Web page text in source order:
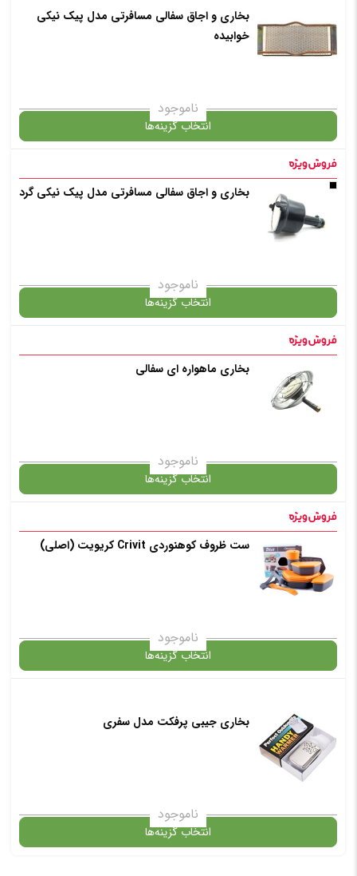
در حال حاضر این محصول در انبار موجود نیست و در دسترس نمی باشد.
✧ چت با پشتیبان واتس آپ
بخاری و اجاق سفالی مسافرتی مدل پیک نیکی
خوابیده
ناموجود
انتخاب گزینه‌ها
در حال حاضر این محصول در انبار موجود نیست و در دسترس نمی باشد.
✧ چت با پشتیبان واتس آپ
بخاری و اجاق سفالی مسافرتی مدل پیک نیکی گرد
ناموجود
انتخاب گزینه‌ها
گارانتی
✧ چت با پشتیبان واتس آپ
بخاری ماهواره ای سفالی
ناموجود
انتخاب گزینه‌ها
گارانتی
انتخاب رنگ
✧ چت با پشتیبان واتس آپ
ست ظروف کوهنوردی Crivit کریویت (اصلی)
ناموجود
انتخاب گزینه‌ها
گارانتی
انتخاب رنگ
بخاری جیبی پرفکت مدل سفری
ناموجود
انتخاب گزینه‌ها